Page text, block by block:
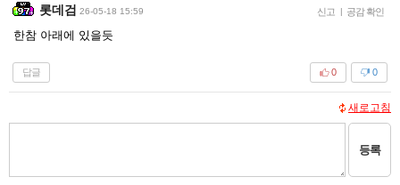
롯데검 26-05-18 15:59 신고 | 공감 확인
한참 아래에 있을듯
답글 0
0
새로고침
등록